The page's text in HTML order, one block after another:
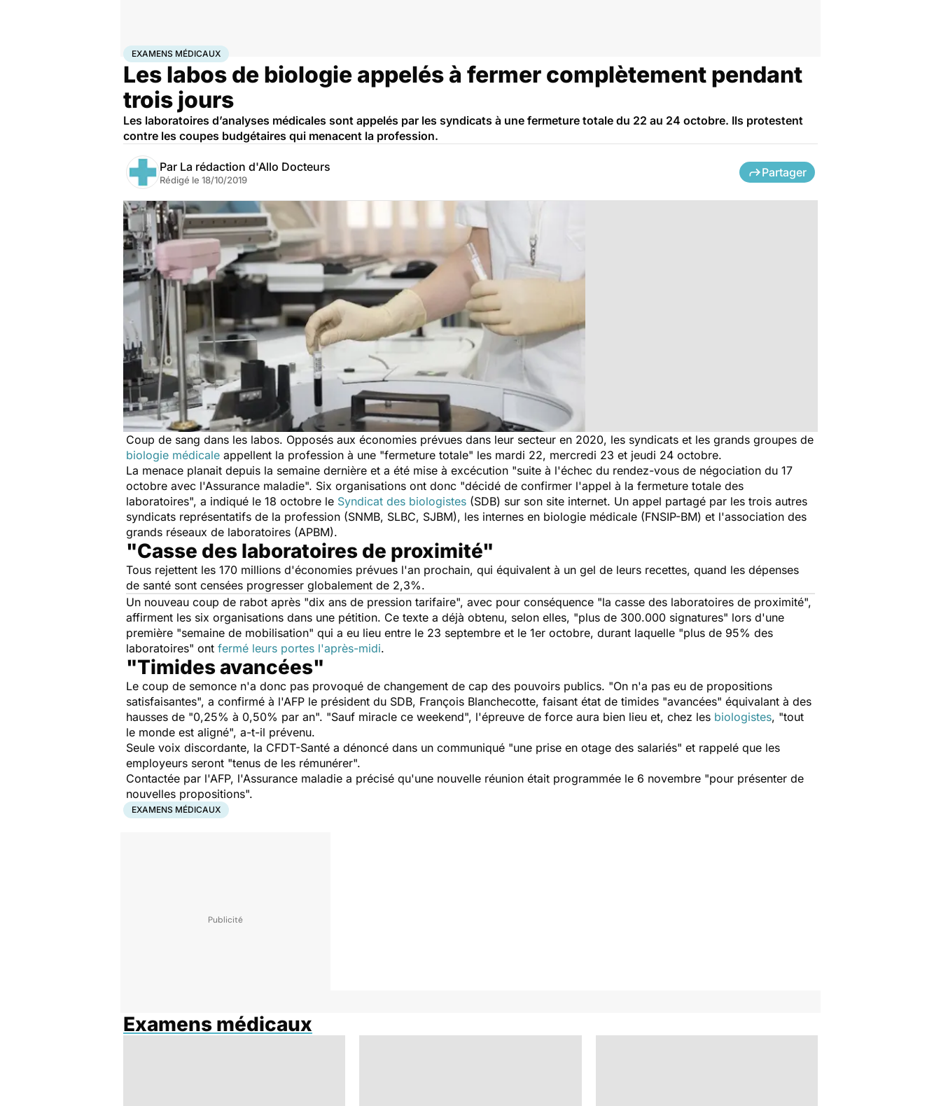
AccueilSanté Examens médicaux
EXAMENS MÉDICAUX
Les labos de biologie appelés à fermer complètement pendant
trois jours
Les laboratoires d’analyses médicales sont appelés par les syndicats à une fermeture totale du 22 au 24 octobre. Ils protestent
contre les coupes budgétaires qui menacent la profession.
Par La rédaction d'Allo Docteurs
Rédigé le 18/10/2019
Partager
Coup de sang dans les labos. Opposés aux économies prévues dans leur secteur en 2020, les syndicats et les grands groupes de
biologie médicale appellent la profession à une "fermeture totale" les mardi 22, mercredi 23 et jeudi 24 octobre.
La menace planait depuis la semaine dernière et a été mise à excécution "suite à l'échec du rendez-vous de négociation du 17
octobre avec l'Assurance maladie". Six organisations ont donc "décidé de confirmer l'appel à la fermeture totale des
laboratoires", a indiqué le 18 octobre le Syndicat des biologistes (SDB) sur son site internet. Un appel partagé par les trois autres
syndicats représentatifs de la profession (SNMB, SLBC, SJBM), les internes en biologie médicale (FNSIP-BM) et l'association des
grands réseaux de laboratoires (APBM).
"Casse des laboratoires de proximité"
Tous rejettent les 170 millions d'économies prévues l'an prochain, qui équivalent à un gel de leurs recettes, quand les dépenses
de santé sont censées progresser globalement de 2,3%.
Un nouveau coup de rabot après "dix ans de pression tarifaire", avec pour conséquence "la casse des laboratoires de proximité",
affirment les six organisations dans une pétition. Ce texte a déjà obtenu, selon elles, "plus de 300.000 signatures" lors d'une
première "semaine de mobilisation" qui a eu lieu entre le 23 septembre et le 1er octobre, durant laquelle "plus de 95% des
laboratoires" ont fermé leurs portes l'après-midi.
"Timides avancées"
Le coup de semonce n'a donc pas provoqué de changement de cap des pouvoirs publics. "On n'a pas eu de propositions
satisfaisantes", a confirmé à l'AFP le président du SDB, François Blanchecotte, faisant état de timides "avancées" équivalant à des
hausses de "0,25% à 0,50% par an". "Sauf miracle ce weekend", l'épreuve de force aura bien lieu et, chez les biologistes, "tout
le monde est aligné", a-t-il prévenu.
Seule voix discordante, la CFDT-Santé a dénoncé dans un communiqué "une prise en otage des salariés" et rappelé que les
employeurs seront "tenus de les rémunérer".
Contactée par l'AFP, l'Assurance maladie a précisé qu'une nouvelle réunion était programmée le 6 novembre "pour présenter de
nouvelles propositions".
EXAMENS MÉDICAUX
Examens médicaux